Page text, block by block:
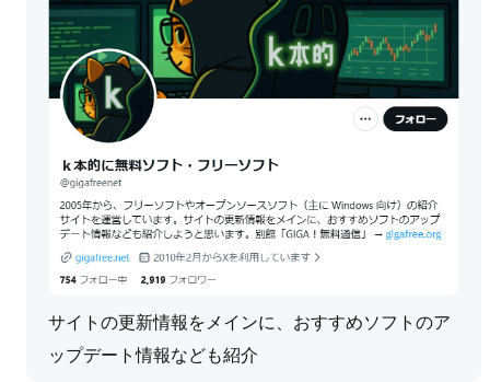
サイトの更新情報をメインに、おすすめソフトのア
ップデート情報なども紹介